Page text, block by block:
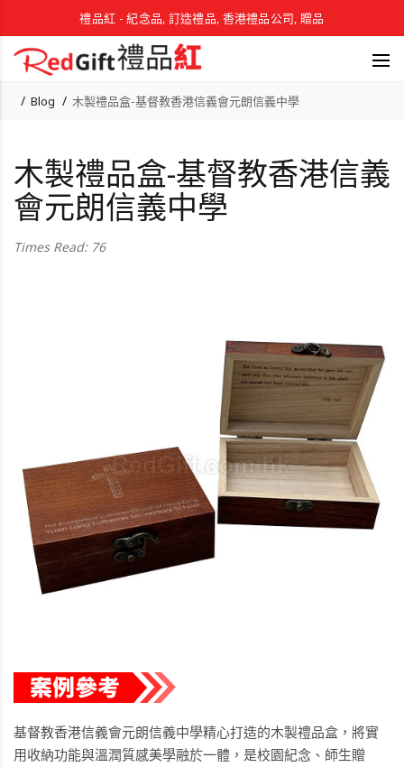
禮品紅 - 紀念品, 訂造禮品, 香港禮品公司, 贈品
Blog 木製禮品盒-基督教香港信義會元朗信義中學
木製禮品盒-基督教香港信義
會元朗信義中學
Times Read: 76
基督教香港信義會元朗信義中學精心打造的木製禮品盒，將實
用收納功能與溫潤質感美學融於一體，是校園紀念、師生贈